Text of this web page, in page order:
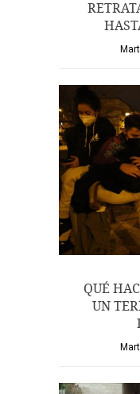
QUÉ
UN